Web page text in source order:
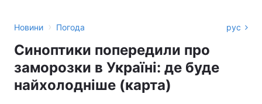
Новини › Погода рус
Синоптики попередили про
заморозки в Україні: де буде
найхолодніше (карта)